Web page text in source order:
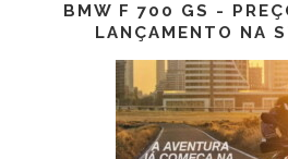
BMW F 700 GS -
LANÇAMENTO NA